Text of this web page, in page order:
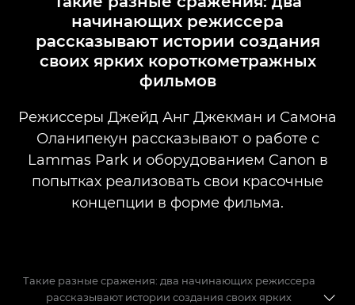
начинающих режиссера
рассказывают истории создания
своих ярких короткометражных
фильмов
Режиссеры Джейд Анг Джекман и Самона
Оланипекун рассказывают о работе с
Lammas Park и оборудованием Canon в
попытках реализовать свои красочные
концепции в форме фильма.
Такие разные сражения: два начинающих режиссера
рассказывают истории создания своих ярких